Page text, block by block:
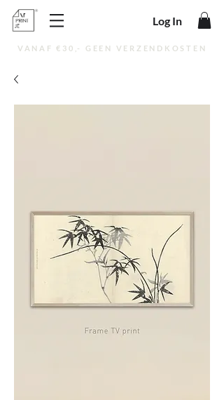
Log In
VANAF €30,- GEEN VERZENDKOSTEN